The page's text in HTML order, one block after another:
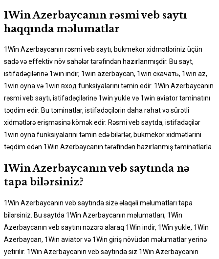
1Win Azerbaycanın rəsmi veb saytı
haqqında məlumatlar
1Win Azerbaycanın rəsmi veb saytı, bukmekor xidmətləriniz üçün
sadə və effektiv növ sahələr tərəfindən hazırlanmışdir. Bu sayt,
istifadəçilərinə 1win indir, 1win azerbaycan, 1win скачать, 1win az,
1win oyna və 1win вход funksiyalarını təmin edir. 1Win Azerbaycanın
rəsmi veb saytı, istifadəçilərinə 1win yukle və 1win aviator təminatını
təqdim edir. Bu təminatlar, istifadəçilərin daha rahat və sürətli
xidmətlərə erişməsinə kömək edir. Rəsmi veb saytda, istifadəçilər
1win oyna funksiyalarını təmin edə bilərlər, bukmekor xidmətlərini
təqdim edən 1Win Azerbaycanın tərəfindən hazırlanmış təminatlarla.
1Win Azerbaycanın veb saytında nə
tapa bilərsiniz?
1Win Azerbaycanın veb saytında sizə əlaqəli məlumatları tapa
bilərsiniz. Bu saytda 1Win Azerbaycanın məlumatları, 1Win
Azerbaycanın veb saytını nəzərə alaraq 1Win indir, 1Win yukle, 1Win
Azerbaycan, 1Win aviator və 1Win giriş növüdən məlumatlar yerinə
yetirilir. 1Win Azerbaycanın veb saytında siz 1Win Azerbaycanın